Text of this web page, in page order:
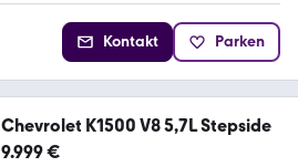
Kontakt Parken
Chevrolet K1500 V8 5,7L Stepside
9.999 €